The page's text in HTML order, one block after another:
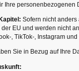
Ihre personenbezogenen
Sofern nicht
der EU und werden nicht
, TikTok-, Instagram
Sie in Bezug auf Ihre